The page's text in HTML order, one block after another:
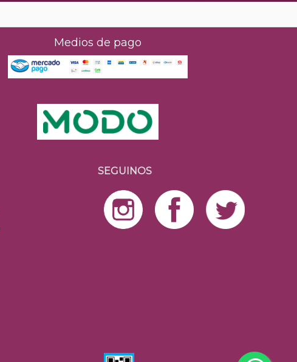
Medios de pago
SEGUINOS